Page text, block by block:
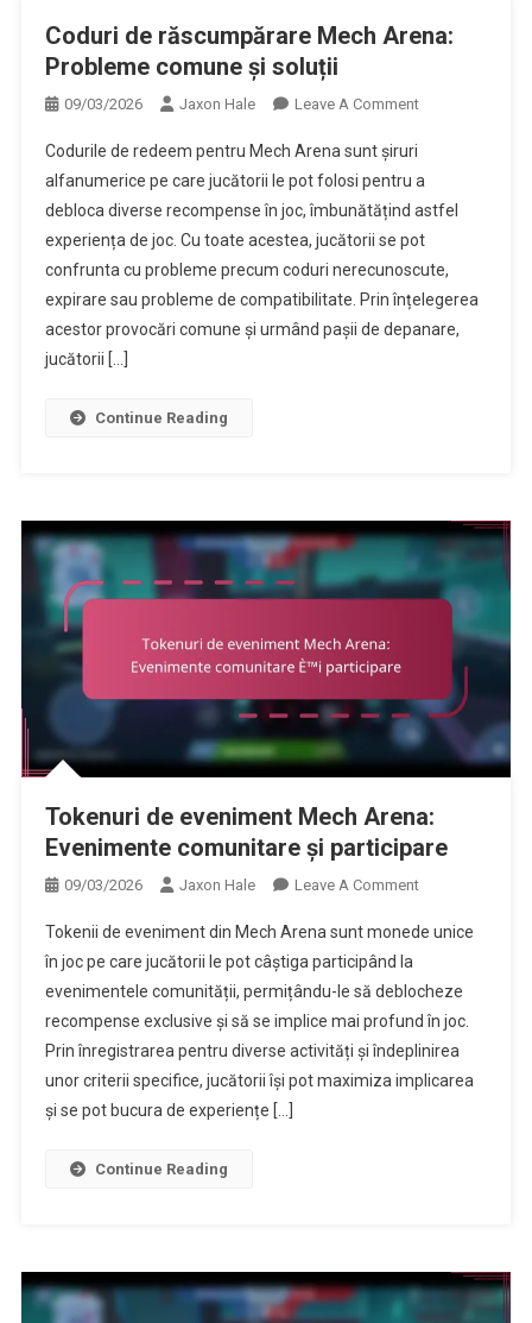
Coduri de răscumpărare Mech Arena:
Probleme comune și soluții
09/03/2026 Jaxon Hale Leave A CommentOn
Răscumpărare
Mech
Arena:
Probleme
Comune
Codurile de redeem pentru Mech Arena sunt șiruri
alfanumerice pe care jucătorii le pot folosi pentru a
debloca diverse recompense în joc, îmbunătățind astfel
experiența de joc. Cu toate acestea, jucătorii se pot
confrunta cu probleme precum coduri nerecunoscute,
expirare sau probleme de compatibilitate. Prin înțelegerea
acestor provocări comune și urmând pașii de depanare,
jucătorii […]
Continue Reading
Tokenuri de eveniment Mech Arena:
Evenimente comunitare și participare
09/03/2026 Jaxon Hale Leave A CommentOn
De
Mech
Arena:
Evenimente
Comunitare
Tokenii de eveniment din Mech Arena sunt monede unice
în joc pe care jucătorii le pot câștiga participând la
evenimentele comunității, permițându-le să deblocheze
recompense exclusive și să se implice mai profund în joc.
Prin înregistrarea pentru diverse activități și îndeplinirea
unor criterii specifice, jucătorii își pot maximiza implicarea
și se pot bucura de experiențe […]
Continue Reading